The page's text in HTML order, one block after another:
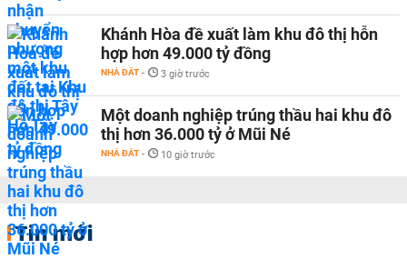
Khánh Hòa đề xuất làm khu đô thị hỗn
hợp hơn 49.000 tỷ đồng
NHÀ ĐẤT - 3 giờ trước
Một doanh nghiệp trúng thầu hai khu đô
thị hơn 36.000 tỷ ở Mũi Né
NHÀ ĐẤT - 10 giờ trước
Tin mới